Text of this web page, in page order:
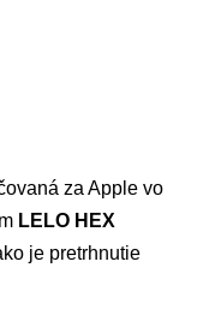
za Apple vo
LELO HEX
je pretrhnutie